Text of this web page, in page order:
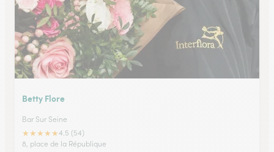
Betty Flore
Bar Sur Seine
★★★★★4.5 (54)
8, place de la République